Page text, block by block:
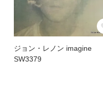
ジョン・レノン imagine
SW3379